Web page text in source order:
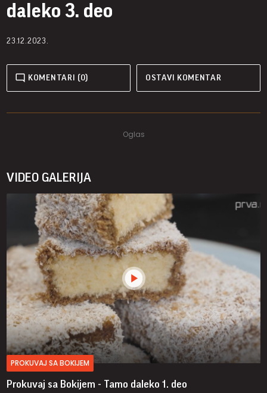
daleko 3. deo
23.12.2023.
KOMENTARI (0) OSTAVI KOMENTAR
VIDEO GALERIJA
PROKUVAJ SA BOKIJEM
Prokuvaj sa Bokijem - Tamo daleko 1. deo